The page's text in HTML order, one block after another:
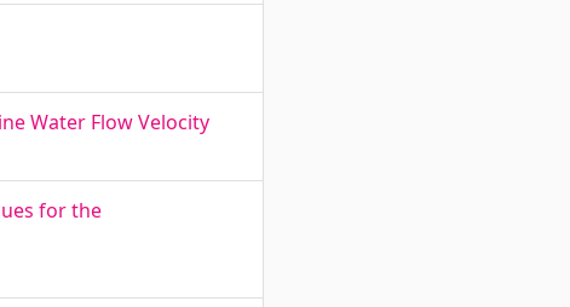
Water Flow Velocity
for the